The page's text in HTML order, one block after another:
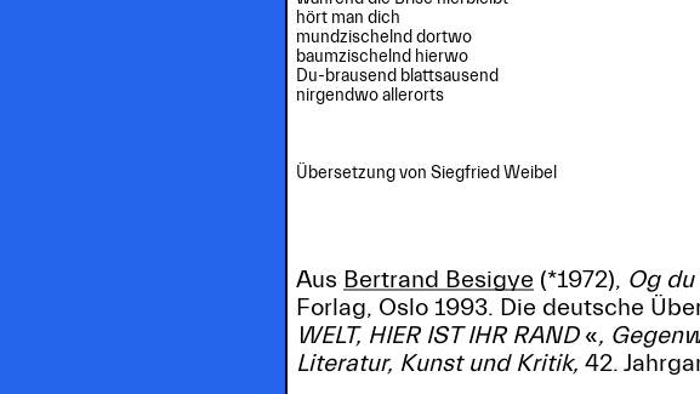
hört man dich
mundzischelnd dortwo
baumzischelnd hierwo
Du-brausend blattsausend
nirgendwo allerorts
Übersetzung von Siegfried Weibel
Aus Bertrand Besigye (*1972), Og
Forlag, Oslo 1993. Die deutsche
WELT, HIER IST IHR RAND «,
Literatur, Kunst und Kritik,42.